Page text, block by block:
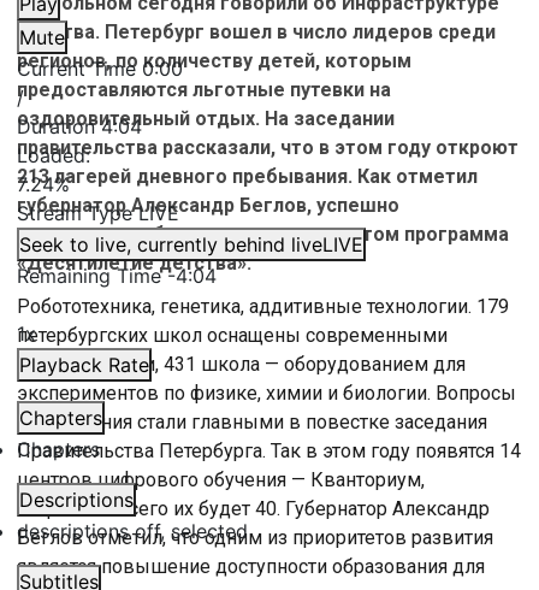
Mute
Current Time 0:00
/
Duration4:04
Loaded:
7.24%
Stream TypeLIVE
Seek to live, currently behind liveLIVE
Remaining Time-4:04
1x
Playback Rate
Chapters
Chapters
Descriptions
descriptions off, selected
Subtitles
детства. Петербург вошел в число лидеров среди
регионов, по количеству детей, которым
предоставляются льготные путевки на
оздоровительный отдых. На заседании
правительства рассказали, что в этом году откроют
213 лагерей дневного пребывания. Как отметил
губернатор Александр Беглов, успешно
реализуется объявленная президентом программа
«Десятилетие детства».
Робототехника, генетика, аддитивные технологии. 179
петербургских школ оснащены современными
лабораториями, 431 школа — оборудованием для
экспериментов по физике, химии и биологии. Вопросы
образования стали главными в повестке заседания
Правительства Петербурга. Так в этом году появятся 14
центров цифрового обучения — Кванториум,
Инфинити. Всего их будет 40. Губернатор Александр
Беглов отметил, что одним из приоритетов развития
является повышение доступности образования для